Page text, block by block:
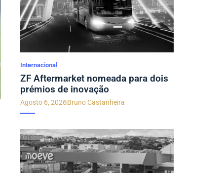
Internacional
ZF Aftermarket nomeada para dois
prémios de inovação
Agosto 6, 2026Bruno Castanheira